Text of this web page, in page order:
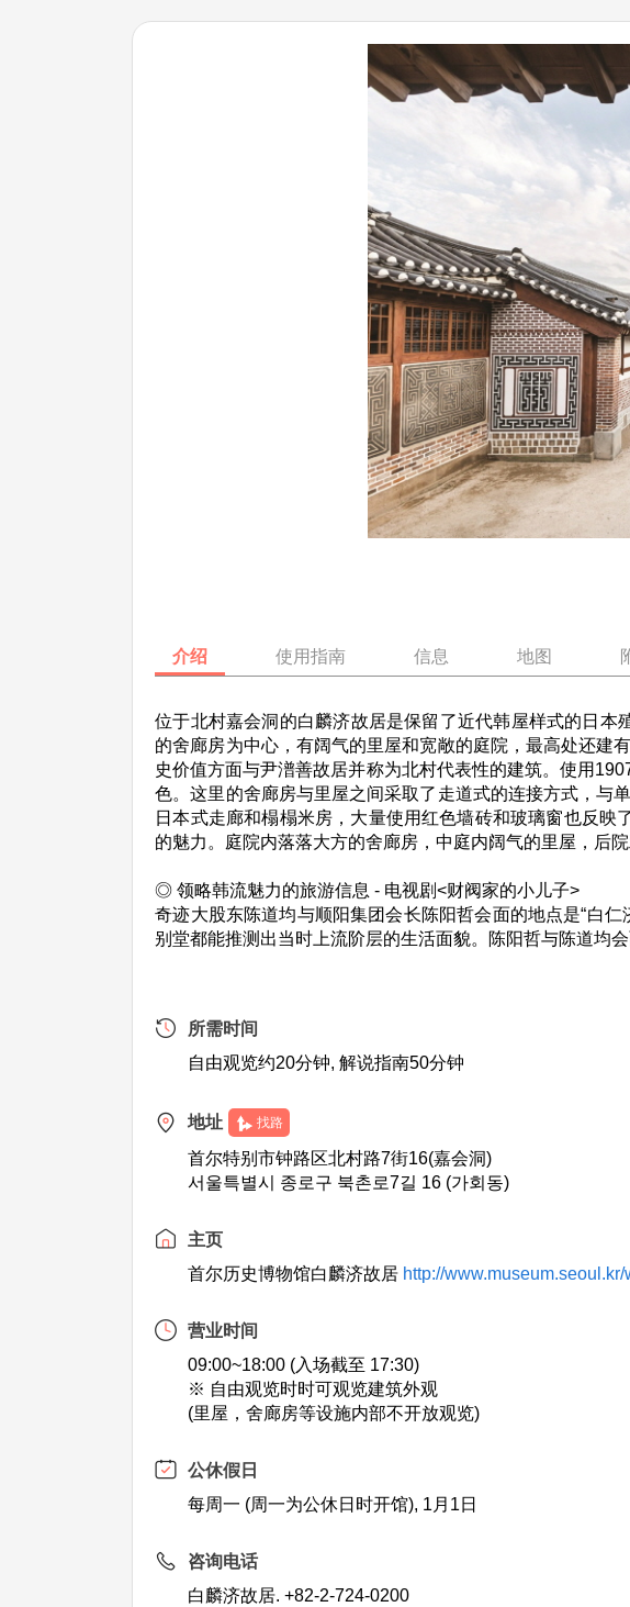
介绍 使用指南 信息 地图
位于北村嘉会洞的白麟济故居是保留了近代韩屋样式的日
的舍廊房为中心，有阔气的里屋和宽敞的庭院，最高处还建
史价值方面与尹潽善故居并称为北村代表性的建筑。使用
色。这里的舍廊房与里屋之间采取了走道式的连接方式，与
日本式走廊和榻榻米房，大量使用红色墙砖和玻璃窗也反
的魅力。庭院内落落大方的舍廊房，中庭内阔气的里屋，后
◎ 领略韩流魅力的旅游信息 - 电视剧<财阀家的小儿子>
奇迹大股东陈道均与顺阳集团会长陈阳哲会面的地点是“白
别堂都能推测出当时上流阶层的生活面貌。陈阳哲与陈道均
所需时间
自由观览约20分钟, 解说指南50分钟
地址 找路
首尔特别市钟路区北村路7街16(嘉会洞)
서울특별시 종로구 북촌로7길 16 (가회동)
主页
首尔历史博物馆白麟济故居 http://
营业时间
09:00~18:00 (入场截至 17:30)
※ 自由观览时时可观览建筑外观
(里屋，舍廊房等设施内部不开放观览)
公休假日
每周一 (周一为公休日时开馆), 1月1日
咨询电话
白麟济故居. +82-2-724-0200